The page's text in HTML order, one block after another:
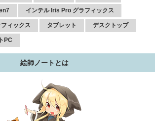
インテル Iris Pro グラフィックス
ィックス タブレット デスクトップ
PC
絵師ノートとは